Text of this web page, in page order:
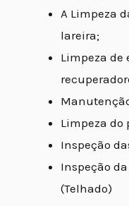
A Limpeza
lareira;
Limpeza de
Limpeza do
Inspeção
Inspeção
(Telhado)